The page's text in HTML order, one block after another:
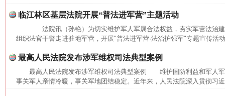
临江林区基层法院开展“普法进军营”主题活动
法院讯（孙艳）为切实维护军人军属合法权益，夯实军营法治
组织法官干警走进驻地军营，开展"普法进军营·法治护强军"专题宣传活
最高人民法院发布涉军维权司法典型案例
最高人民法院发布涉军维权司法典型案例 维护国防利益和军人军
事关军人亲情冷暖，事关军地团结稳定。近年来，人民法院深入贯彻习
网上购药对药下症？